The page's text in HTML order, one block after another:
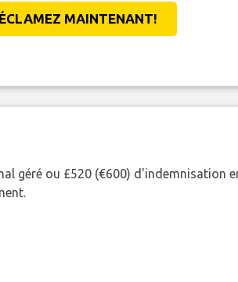
MAINTENANT!
géré ou £520 (€600) d'indemnisation